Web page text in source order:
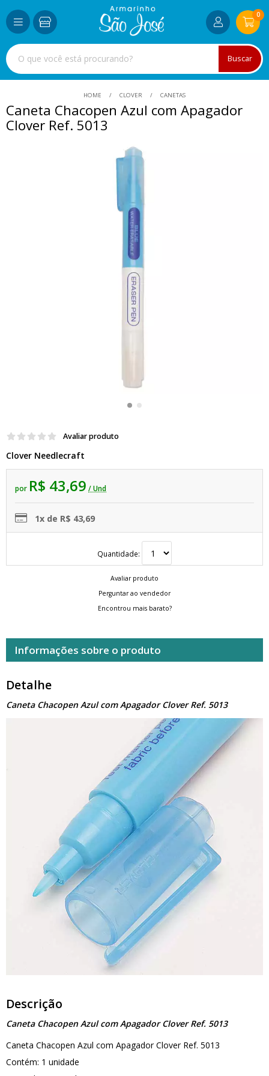
Buscar
0
HOME CLOVER CANETAS
Caneta Chacopen Azul com Apagador
Clover Ref. 5013
Avaliar produto
Clover Needlecraft
por R$ 43,69 / Und
1x de R$ 43,69
Quantidade:
Avaliar produto
Perguntar ao vendedor
Encontrou mais barato?
Informações sobre o produto
Detalhe
Caneta Chacopen Azul com Apagador Clover Ref. 5013
Descrição
Caneta Chacopen Azul com Apagador Clover Ref. 5013
Caneta Chacopen Azul com Apagador Clover Ref. 5013
Contém: 1 unidade